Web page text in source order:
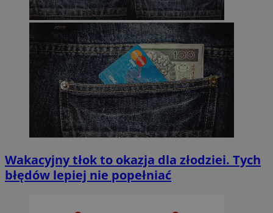
Wakacyjny tłok to okazja dla złodziei. Tych
błędów lepiej nie popełniać